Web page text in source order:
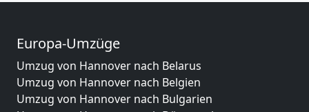
Europa-Umzüge
Umzug von Hannover nach Belarus
Umzug von Hannover nach Belgien
Umzug von Hannover nach Bulgarien